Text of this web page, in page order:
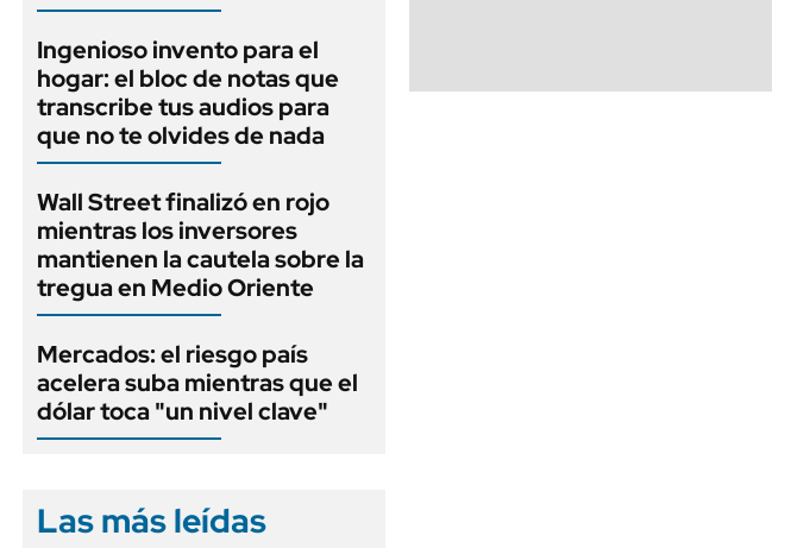
Ingenioso invento para el
hogar: el bloc de notas que
transcribe tus audios para
que no te olvides de nada
Wall Street finalizó en rojo
mientras los inversores
mantienen la cautela sobre la
tregua en Medio Oriente
Mercados: el riesgo país
acelera suba mientras que el
dólar toca "un nivel clave"
Las más leídas